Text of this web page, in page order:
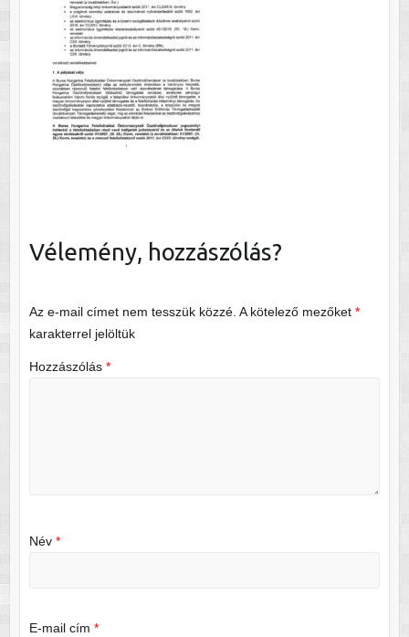
Vélemény, hozzászólás?
Az e-mail címet nem tesszük közzé. A kötelező mezőket *
karakterrel jelöltük
Hozzászólás *
Név *
E-mail cím *